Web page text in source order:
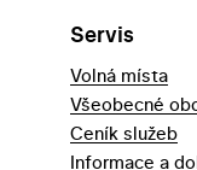
Servis
Volná místa
Všeobecné
Ceník služeb
Informace a